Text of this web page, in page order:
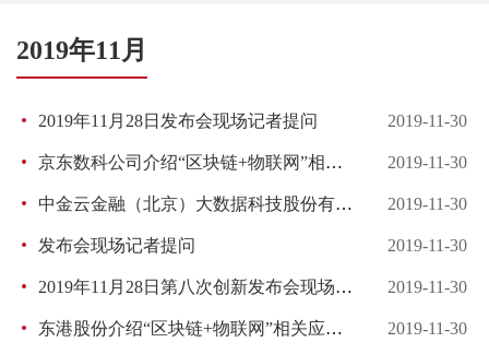
2019年11月
2019年11月28日发布会现场记者提问 2019-11-30
京东数科公司介绍“区块链+物联网”相关应用场景 2019-11-30
中金云金融（北京）大数据科技股份有限公司介绍“区块链+金融”相关应用场景 2019-11-30
发布会现场记者提问 2019-11-30
2019年11月28日第八次创新发布会现场照片 2019-11-30
东港股份介绍“区块链+物联网”相关应用场景 2019-11-30